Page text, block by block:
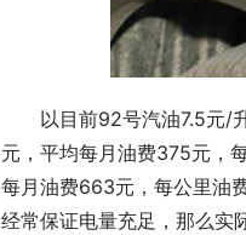
以目前92号汽油7.5元/
元，平均每月油费375元，
每月油费663元，每公里油
经常保证电量充足，那么实